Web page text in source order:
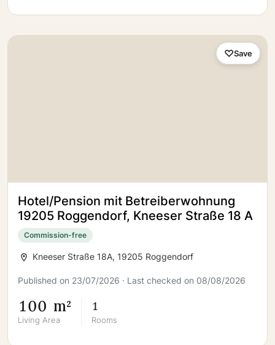
Hotel/Pension mit Betreiberwohnung
19205 Roggendorf, Kneeser Straße 18 A
Commission-free
Kneeser Straße 18A, 19205 Roggendorf
Published on 23/07/2026 · Last checked on 08/08/2026
100 m²
Living Area
1
Rooms
Save